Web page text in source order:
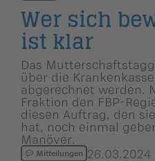
Wer sich
ist klar
Das
über die
abgerechnet werden.
Fraktion den FBP-
diesen Auftrag, den
hat, noch einmal
Manöver.
Mitteilungen 26.03.2024